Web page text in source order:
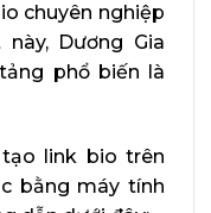
chuyên nghiệp
Dương Gia
phổ biến là
link bio trên
bằng máy tính